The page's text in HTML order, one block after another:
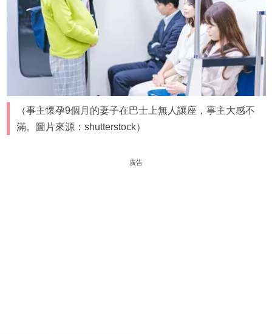
（事主懷孕9個月的妻子在巴士上無人讓座，事主大感不
滿。圖片來源：shutterstock）
廣告